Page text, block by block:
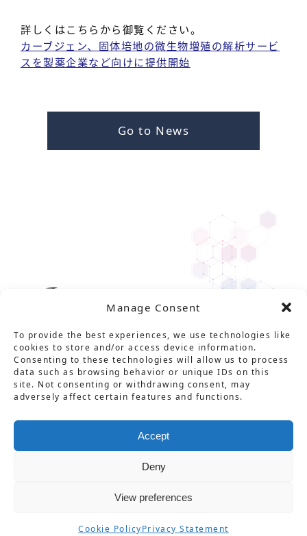
Manage Consent
To provide the best experiences, we use technologies like
cookies to store and/or access device information.
Consenting to these technologies will allow us to process
data such as browsing behavior or unique IDs on this
site. Not consenting or withdrawing consent, may
adversely affect certain features and functions.
Accept
Deny
View preferences
Cookie PolicyPrivacy Statement
詳しくはこちらから御覧ください。
カーブジェン、固体培地の微生物増殖の解析サービ
スを製薬企業など向けに提供開始
Go to News
SolutionService Product NewsAbout UsCareer
用語集プライバシーポリシー
情報セキュリティ基本方針特定商取引法に基づく表記
不正防止対策の基本方針
© CarbGeM Inc. All Rights Reserved.